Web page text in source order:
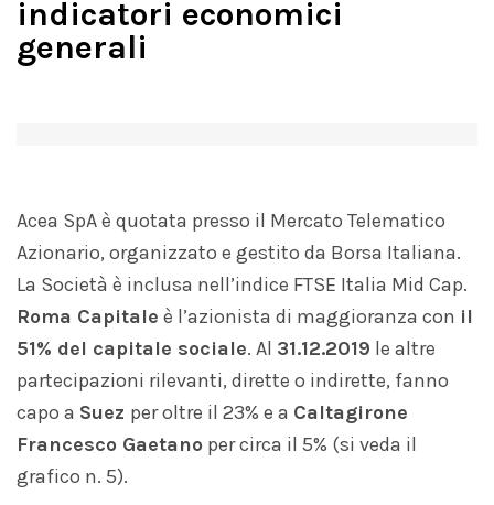
indicatori economici
generali
Acea SpA è quotata presso il Mercato Telematico
Azionario, organizzato e gestito da Borsa Italiana.
La Società è inclusa nell’indice FTSE Italia Mid Cap.
Roma Capitale è l’azionista di maggioranza con il
51% del capitale sociale. Al 31.12.2019 le altre
partecipazioni rilevanti, dirette o indirette, fanno
capo a Suez per oltre il 23% e a Caltagirone
Francesco Gaetano per circa il 5% (si veda il
grafico n. 5).